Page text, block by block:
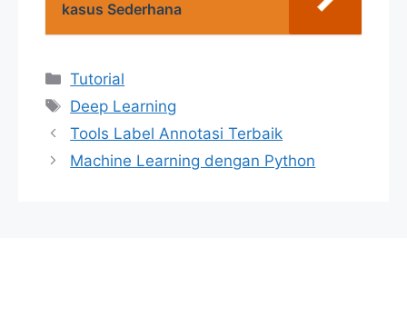
kasus Sederhana
Categories
Tutorial
Tags
Deep Learning
Tools Label Annotasi Terbaik
Machine Learning dengan Python